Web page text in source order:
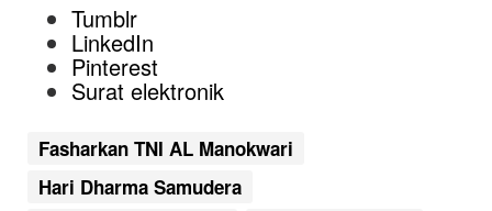
Tumblr
LinkedIn
Pinterest
Surat elektronik
Fasharkan TNI AL Manokwari
Hari Dharma Samudera